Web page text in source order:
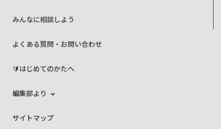
みんなに相談しよう
よくある質問・お問い合わせ
🔰はじめてのかたへ
編集部より
サイトマップ